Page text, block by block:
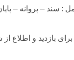
: سند – پروانه –
بازدید و اطلاع